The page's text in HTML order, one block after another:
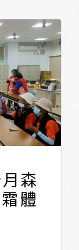
森
體